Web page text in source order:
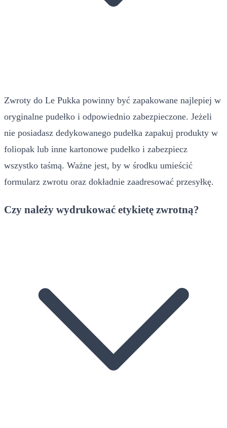
Zwroty do Le Pukka powinny być zapakowane najlepiej w
oryginalne pudełko i odpowiednio zabezpieczone. Jeżeli
nie posiadasz dedykowanego pudełka zapakuj produkty w
foliopak lub inne kartonowe pudełko i zabezpiecz
wszystko taśmą. Ważne jest, by w środku umieścić
formularz zwrotu oraz dokładnie zaadresować przesyłkę.
Czy należy wydrukować etykietę zwrotną?